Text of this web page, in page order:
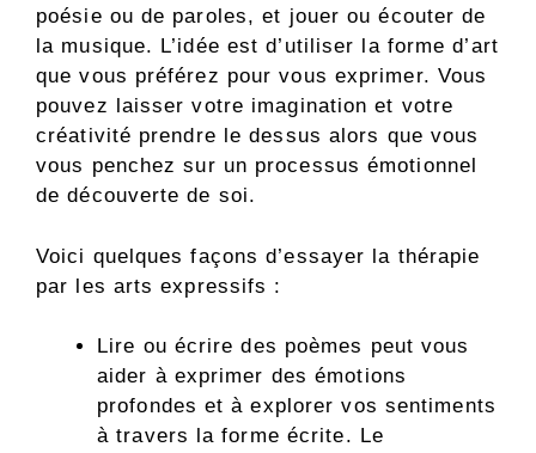
poésie ou de paroles, et jouer ou écouter de
la musique. L’idée est d’utiliser la forme d’art
que vous préférez pour vous exprimer. Vous
pouvez laisser votre imagination et votre
créativité prendre le dessus alors que vous
vous penchez sur un processus émotionnel
de découverte de soi.
Voici quelques façons d’essayer la thérapie
par les arts expressifs :
Lire ou écrire des poèmes peut vous
aider à exprimer des émotions
profondes et à explorer vos sentiments
à travers la forme écrite. Le